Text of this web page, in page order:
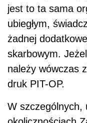
jest to ta sama
ubiegłym,
żadnej
skarbowym.
należy wówczas
druk PIT-OP.
W szczególnych,